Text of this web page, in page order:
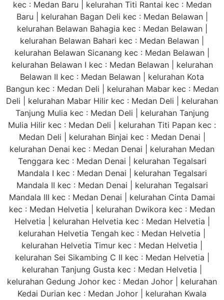
kec : Medan Baru | kelurahan Titi Rantai kec : Medan
Baru | kelurahan Bagan Deli kec : Medan Belawan |
kelurahan Belawan Bahagia kec : Medan Belawan |
kelurahan Belawan Bahari kec : Medan Belawan |
kelurahan Belawan Sicanang kec : Medan Belawan |
kelurahan Belawan I kec : Medan Belawan | kelurahan
Belawan II kec : Medan Belawan | kelurahan Kota
Bangun kec : Medan Deli | kelurahan Mabar kec : Medan
Deli | kelurahan Mabar Hilir kec : Medan Deli | kelurahan
Tanjung Mulia kec : Medan Deli | kelurahan Tanjung
Mulia Hilir kec : Medan Deli | kelurahan Titi Papan kec :
Medan Deli | kelurahan Binjai kec : Medan Denai |
kelurahan Denai kec : Medan Denai | kelurahan Medan
Tenggara kec : Medan Denai | kelurahan Tegalsari
Mandala I kec : Medan Denai | kelurahan Tegalsari
Mandala II kec : Medan Denai | kelurahan Tegalsari
Mandala III kec : Medan Denai | kelurahan Cinta Damai
kec : Medan Helvetia | kelurahan Dwikora kec : Medan
Helvetia | kelurahan Helvetia kec : Medan Helvetia |
kelurahan Helvetia Tengah kec : Medan Helvetia |
kelurahan Helvetia Timur kec : Medan Helvetia |
kelurahan Sei Sikambing C II kec : Medan Helvetia |
kelurahan Tanjung Gusta kec : Medan Helvetia |
kelurahan Gedung Johor kec : Medan Johor | kelurahan
Kedai Durian kec : Medan Johor | kelurahan Kwala